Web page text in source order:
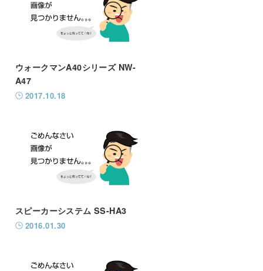
ウォークマンA40シリーズ NW-
A47
2017.10.18
スピーカーシステム SS-HA3
2016.01.30